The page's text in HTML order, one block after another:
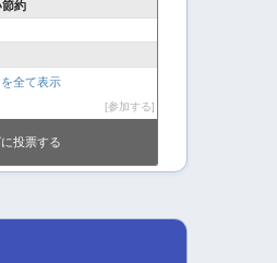
節約
全て表示
参加する
投票する